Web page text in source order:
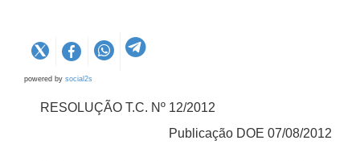
powered by social2s
RESOLUÇÃO T.C. Nº 12/2012
Publicação DOE 07/08/2012